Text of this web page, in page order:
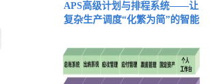
APS高级计划与排程系统——让
复杂生产调度“化繁为简”的智能